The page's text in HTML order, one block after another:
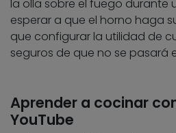
la olla sobre el fuego durante
esperar a que el horno haga
que configurar la utilidad de
seguros de que no se pasará
Aprender a cocinar
YouTube